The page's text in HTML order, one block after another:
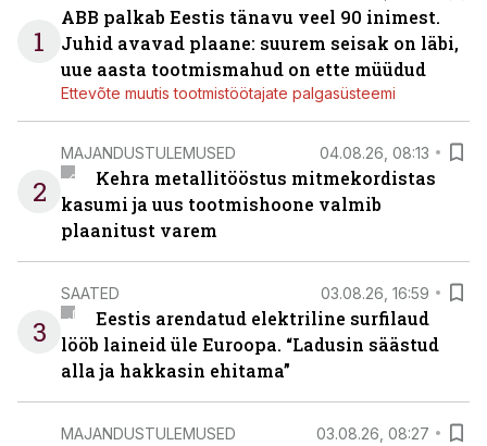
1
ABB palkab Eestis tänavu veel 90 inimest.
Juhid avavad plaane: suurem seisak on läbi,
uue aasta tootmismahud on ette müüdud
Ettevõte muutis tootmistöötajate palgasüsteemi
2
MAJANDUSTULEMUSED 04.08.26, 08:13
Kehra metallitööstus mitmekordistas
kasumi ja uus tootmishoone valmib
plaanitust varem
3
SAATED 03.08.26, 16:59
Eestis arendatud elektriline surfilaud
lööb laineid üle Euroopa. “Ladusin säästud
alla ja hakkasin ehitama”
MAJANDUSTULEMUSED 03.08.26, 08:27